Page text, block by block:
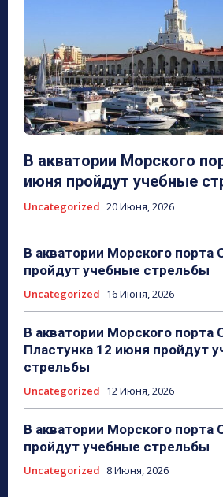
В акватории Морского
июня пройдут учебные
Uncategorized 20 Июня, 2026
В акватории Морского порта
пройдут учебные стрельбы
Uncategorized 16 Июня, 2026
В акватории Морского порта
Пластунка 12 июня пройдут
стрельбы
Uncategorized 12 Июня, 2026
В акватории Морского порта
пройдут учебные стрельбы
Uncategorized 8 Июня, 2026